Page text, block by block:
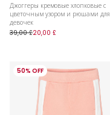
Джоггеры кремовые хлопковые с
цветочным узором и рюшами для
девочек
39,00 £20,00 £
50% OFF